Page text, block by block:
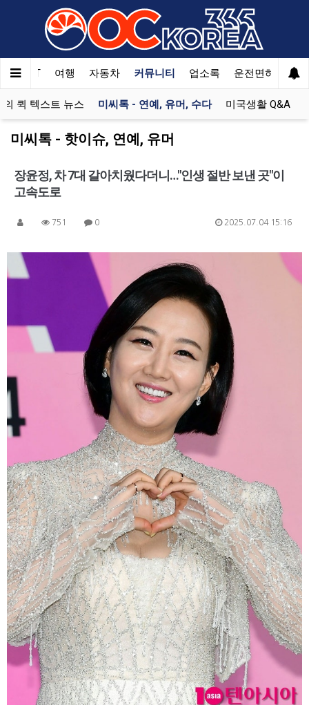
한국SAT 여행 자동차 커뮤니티 업소록 운전면허 문의
의 퀵 텍스트 뉴스 미씨톡 - 연예, 유머, 수다 미국생활 Q&A
미씨톡 - 핫이슈, 연예, 유머
장윤정, 차 7대 갈아치웠다더니…"인생 절반 보낸 곳"이
고속도로
751 0 2025.07.04 15:16